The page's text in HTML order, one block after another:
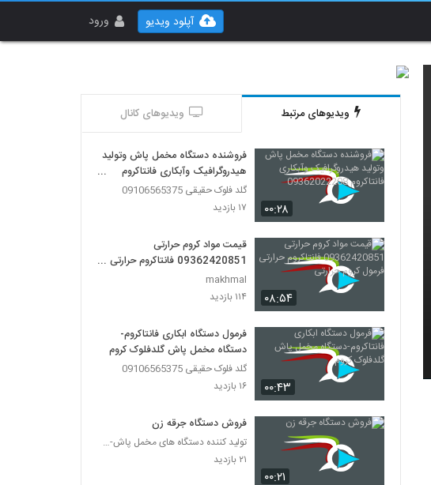
ورود آپلود ویدیو
ویدیوهای مرتبط ویدیوهای کانال
۰۰:۲۸
فروشنده دستگاه مخمل پاش وتولید
هیدروگرافیک وآبکاری فانتاکروم
09362022208
گلد فلوک حقیقی 09106565375
۱۷ بازدید
۰۸:۵۴
قیمت مواد کروم حرارتی
09362420851 فانتاکروم حرارتی
فرمول کروم حرارتی
makhmal
۱۱۴ بازدید
۰۰:۴۳
فرمول دستگاه ابکاری فانتاکروم-
دستگاه مخمل پاش گلدفلوک کروم
گلد فلوک حقیقی 09106565375
۱۶ بازدید
۰۰:۲۱
فروش دستگاه جرقه زن
تولید کننده دستگاه های مخمل پاش-هیدروگرافیک-ابکاری
۲۱ بازدید